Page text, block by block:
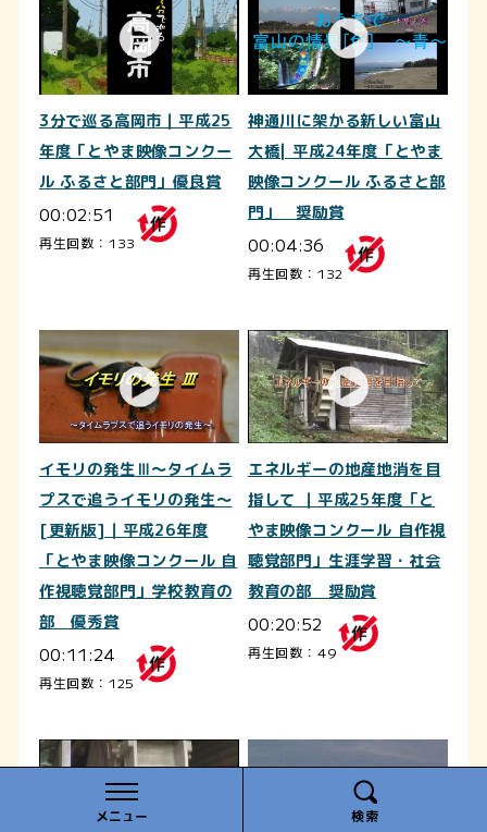
メニュー 検索
3分で巡る高岡市｜平成25
年度「とやま映像コンクー
ル ふるさと部門」優良賞
00:02:51
再生回数：133
神通川に架かる新しい富山
大橋| 平成24年度「とやま
映像コンクール ふるさと部
門」 奨励賞
00:04:36
再生回数：132
イモリの発生Ⅲ～タイムラ
プスで追うイモリの発生～
[更新版]｜平成26年度
「とやま映像コンクール 自
作視聴覚部門」学校教育の
部 優秀賞
00:11:24
再生回数：125
エネルギーの地産地消を目
指して ｜平成25年度「と
やま映像コンクール 自作視
聴覚部門」生涯学習・社会
教育の部 奨励賞
00:20:52
再生回数：49